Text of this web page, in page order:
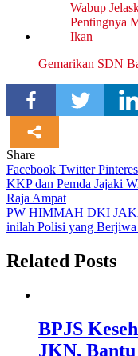
Gemarikan SDN
Share
Facebook Twitter
Navigasi
pos
KKP dan Pemda Jajaki
Raja Ampat
PW HIMMAH DKI
inilah Polisi yang
Related Posts
BPJS
JKN,